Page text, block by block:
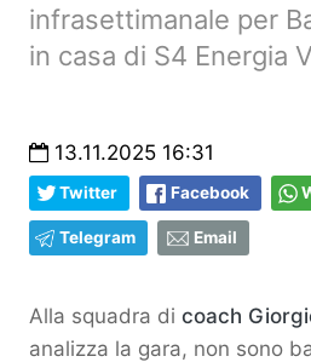
infrasettimanale per
in casa di S4 Energia
13.11.2025 16:31
Twitter Facebook
Telegram Email
Alla squadra di coach
analizza la gara, non sono